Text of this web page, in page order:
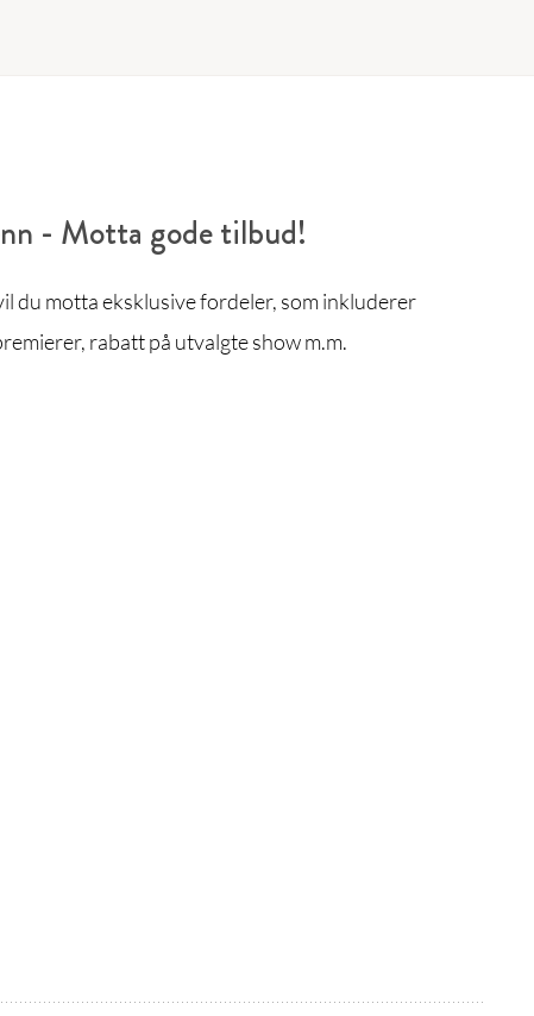
- Motta gode tilbud!
du motta eksklusive fordeler, som inkluderer
rabatt på utvalgte show m.m.